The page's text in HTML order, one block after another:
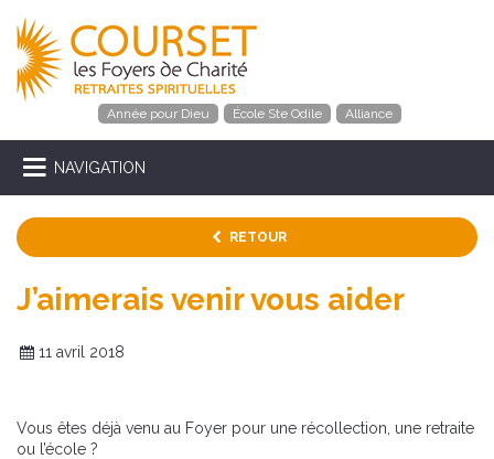
Année pour Dieu École Ste Odile Alliance
NAVIGATION
RETOUR
J’aimerais venir vous aider
11 avril 2018
Vous êtes déjà venu au Foyer pour une récollection, une retraite
ou l’école ?